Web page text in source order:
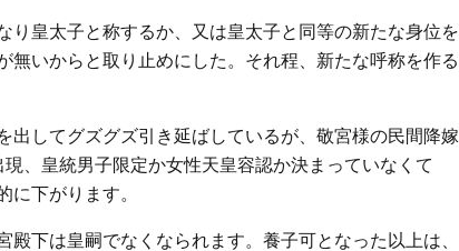
皇太子と称するか、又は皇太子と同等の新たな身位を
いからと取り止めにした。それ程、新たな呼称を作る
してグズグズ引き延ばしているが、敬宮様の民間降嫁
、皇統男子限定か女性天皇容認か決まっていなくて
に下がります。
下は皇嗣でなくなられます。養子可となった以上は、